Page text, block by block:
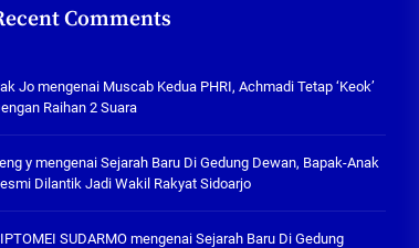
05/08/2026
Comments
Jomengenai Muscab Kedua PHRI, Achmadi Tetap ‘Keok’
Raihan 2 Suara
ymengenai Sejarah Baru Di Gedung Dewan, Bapak-Anak
Dilantik Jadi Wakil Rakyat Sidoarjo
SUDARMOmengenai Sejarah Baru Di Gedung